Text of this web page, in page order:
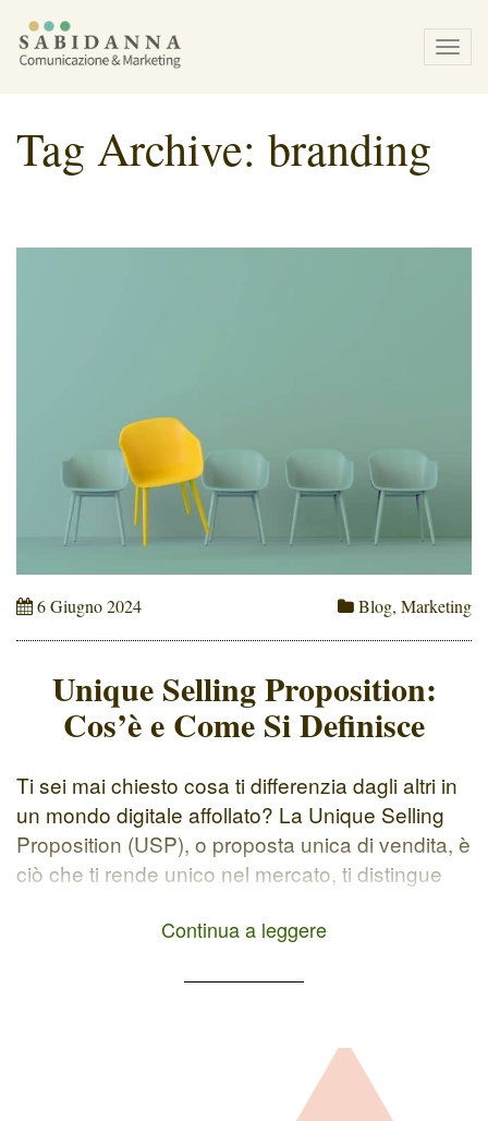
Tag Archive: branding
6 Giugno 2024 Blog, Marketing
Unique Selling Proposition:
Cos’è e Come Si Definisce
Ti sei mai chiesto cosa ti differenzia dagli altri in
un mondo digitale affollato? La Unique Selling
Proposition (USP), o proposta unica di vendita, è
ciò che ti rende unico nel mercato, ti distingue
pubblico di riferimento. Perché è Importante
Continua a leggere